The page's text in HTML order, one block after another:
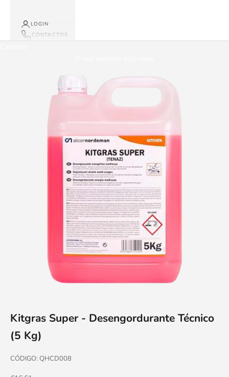
LOGIN
CONTACTOS
Kitgras Super - Desengordurante Técnico
(5 Kg)
CÓDIGO: QHCD008